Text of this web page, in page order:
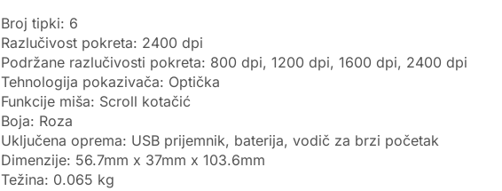
Broj tipki: 6
Razlučivost pokreta: 2400 dpi
Podržane razlučivosti pokreta: 800 dpi, 1200 dpi, 1600 dpi, 2400 dpi
Tehnologija pokazivača: Optička
Funkcije miša: Scroll kotačić
Boja: Roza
Uključena oprema: USB prijemnik, baterija, vodič za brzi početak
Dimenzije: 56.7mm x 37mm x 103.6mm
Težina: 0.065 kg